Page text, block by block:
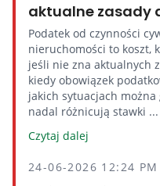
aktualne zasady
Podatek od czynności
nieruchomości to koszt,
jeśli nie zna aktualnych
kiedy obowiązek
jakich sytuacjach
nadal różnicują stawki ...
Czytaj dalej
24-06-2026 12:24 PM